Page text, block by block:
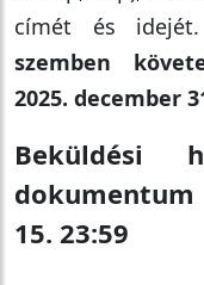
címét és
szemben
2025. december
Beküldési
15. 23:59